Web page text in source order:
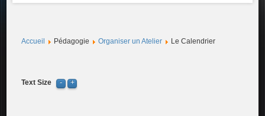
Accueil Pédagogie Organiser un Atelier Le Calendrier
Text Size